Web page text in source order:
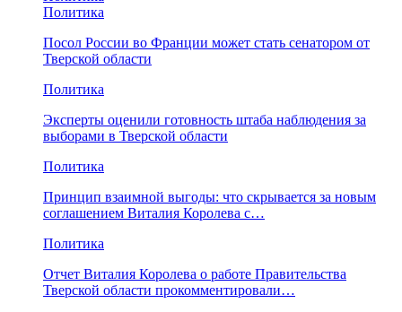
Политика
Посол России во Франции может стать сенатором от
Тверской области
Политика
Эксперты оценили готовность штаба наблюдения за
выборами в Тверской области
Политика
Принцип взаимной выгоды: что скрывается за новым
соглашением Виталия Королева с…
Политика
Отчет Виталия Королева о работе Правительства
Тверской области прокомментировали…